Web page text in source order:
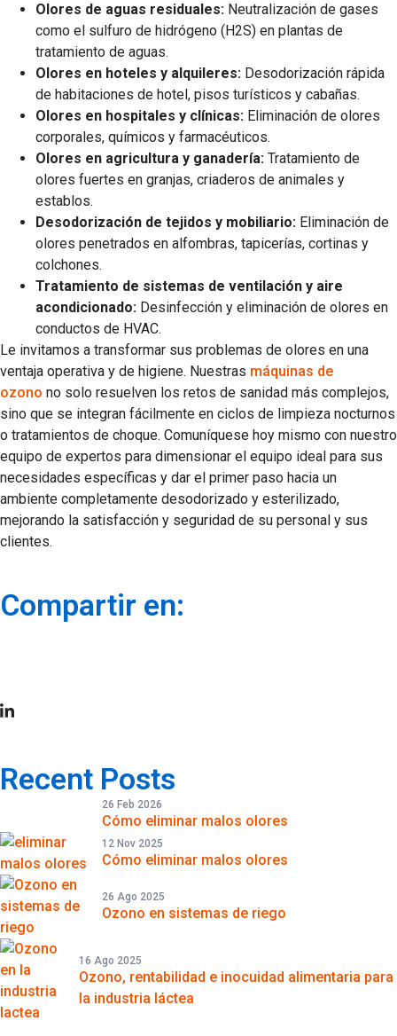
Olores de aguas residuales: Neutralización de gases
como el sulfuro de hidrógeno (H2​S) en plantas de
tratamiento de aguas.
Olores en hoteles y alquileres: Desodorización rápida
de habitaciones de hotel, pisos turísticos y cabañas.
Olores en hospitales y clínicas: Eliminación de olores
corporales, químicos y farmacéuticos.
Olores en agricultura y ganadería: Tratamiento de
olores fuertes en granjas, criaderos de animales y
establos.
Desodorización de tejidos y mobiliario: Eliminación de
olores penetrados en alfombras, tapicerías, cortinas y
colchones.
Tratamiento de sistemas de ventilación y aire
acondicionado: Desinfección y eliminación de olores en
conductos de HVAC.
Le invitamos a transformar sus problemas de olores en una
ventaja operativa y de higiene. Nuestras máquinas de
ozono no solo resuelven los retos de sanidad más complejos,
sino que se integran fácilmente en ciclos de limpieza nocturnos
o tratamientos de choque. Comuníquese hoy mismo con nuestro
equipo de expertos para dimensionar el equipo ideal para sus
necesidades específicas y dar el primer paso hacia un
ambiente completamente desodorizado y esterilizado,
mejorando la satisfacción y seguridad de su personal y sus
clientes.
Compartir en:
Recent Posts
26 Feb 2026
Cómo eliminar malos olores
12 Nov 2025
Cómo eliminar malos olores
26 Ago 2025
Ozono en sistemas de riego
16 Ago 2025
Ozono, rentabilidad e inocuidad alimentaria para
la industria láctea